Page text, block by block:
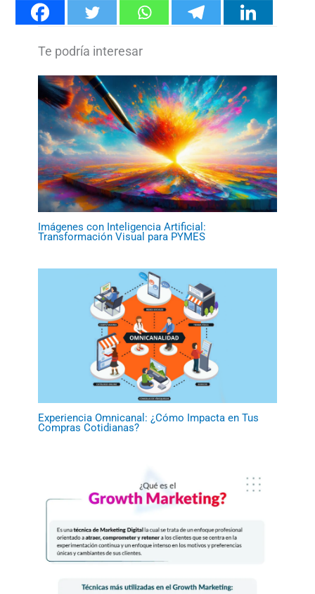
Imágenes con Inteligencia Artificial:
Transformación Visual para PYMES
Experiencia Omnicanal: ¿Cómo Impacta en Tus
Compras Cotidianas?